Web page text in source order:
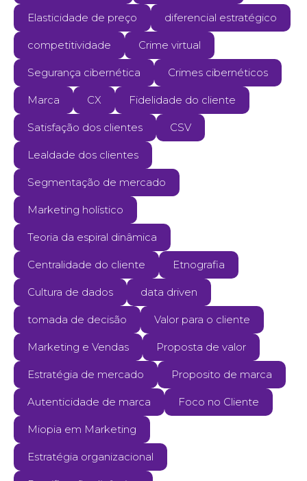
Elasticidade de preço diferencial estratégico
competitividade Crime virtual
Segurança cibernética Crimes cibernéticos
Marca CX Fidelidade do cliente
Satisfação dos clientes CSV
Lealdade dos clientes
Segmentação de mercado
Marketing holístico
Teoria da espiral dinâmica
Centralidade do cliente Etnografia
Cultura de dados data driven
tomada de decisão Valor para o cliente
Marketing e Vendas Proposta de valor
Estratégia de mercado Proposito de marca
Autenticidade de marca Foco no Cliente
Miopia em Marketing
Estratégia organizacional